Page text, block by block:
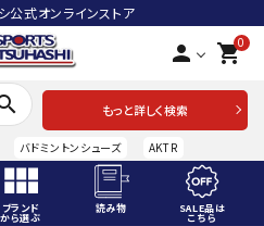
公式オンラインストア
person 0
shopping_cart
もっと詳しく検索
バドミントンシューズ AKTR
ブランド
から選ぶ
読み物 SALE品は
こちら